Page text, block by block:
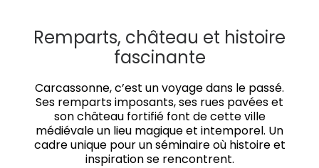
Remparts, château et histoire
fascinante
Carcassonne, c’est un voyage dans le passé.
Ses remparts imposants, ses rues pavées et
son château fortifié font de cette ville
médiévale un lieu magique et intemporel. Un
cadre unique pour un séminaire où histoire et
inspiration se rencontrent.